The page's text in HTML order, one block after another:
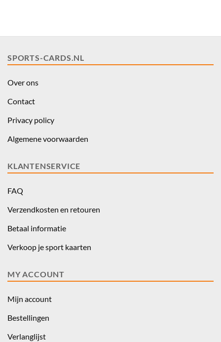
SPORTS-CARDS.NL
Over ons
Contact
Privacy policy
Algemene voorwaarden
KLANTENSERVICE
FAQ
Verzendkosten en retouren
Betaal informatie
Verkoop je sport kaarten
MY ACCOUNT
Mijn account
Bestellingen
Verlanglijst